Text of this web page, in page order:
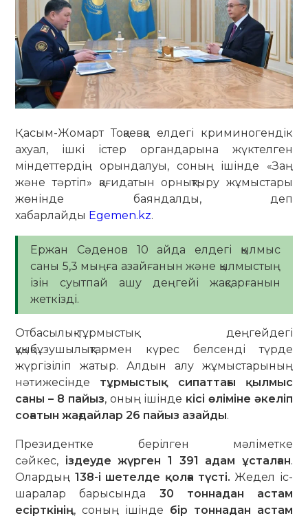
Қасым-Жомарт Тоқаевқа елдегі криминогендік
ахуал, ішкі істер органдарына жүктелген
міндеттердің орындалуы, соның ішінде «Заң
және тәртіп» қағидатын орнықтыру жұмыстары
жөнінде баяндалды, деп
хабарлайды Egemen.kz.
Ержан Сәденов 10 айда елдегі қылмыс
саны 5,3 мыңға азайғанын және қылмыстың
ізін суытпай ашу деңгейі жақсарғанын
жеткізді.
Отбасылық-тұрмыстық деңгейдегі
құқықбұзушылықтармен күрес белсенді түрде
жүргізіліп жатыр. Алдын алу жұмыстарының
нәтижесінде тұрмыстық сипаттағы қылмыс
саны – 8 пайыз, оның ішінде кісі өліміне әкеліп
соғатын жағдайлар 26 пайыз азайды.
Президентке берілген мәліметке
сәйкес, іздеуде жүрген 1 391 адам ұсталған.
Олардың 138-і шетелде қолға түсті. Жедел іс-
шаралар барысында 30 тоннадан астам
есірткінің, соның ішінде бір тоннадан астам